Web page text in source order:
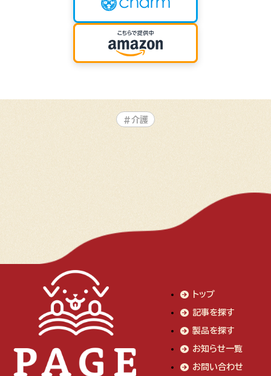
#介護
トップ
記事を探す
製品を探す
お知らせ一覧
お問い合わせ